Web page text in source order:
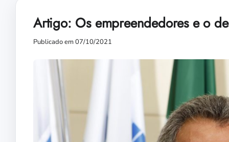
Artigo: Os empreendedores e o
Publicado em 07/10/2021